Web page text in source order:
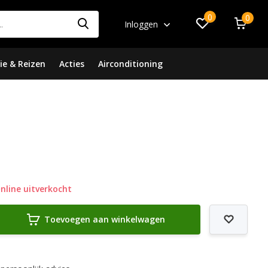
Inloggen
0 0
& Reizen Acties Airconditioning
uitverkocht
Toevoegen aan winkelwagen